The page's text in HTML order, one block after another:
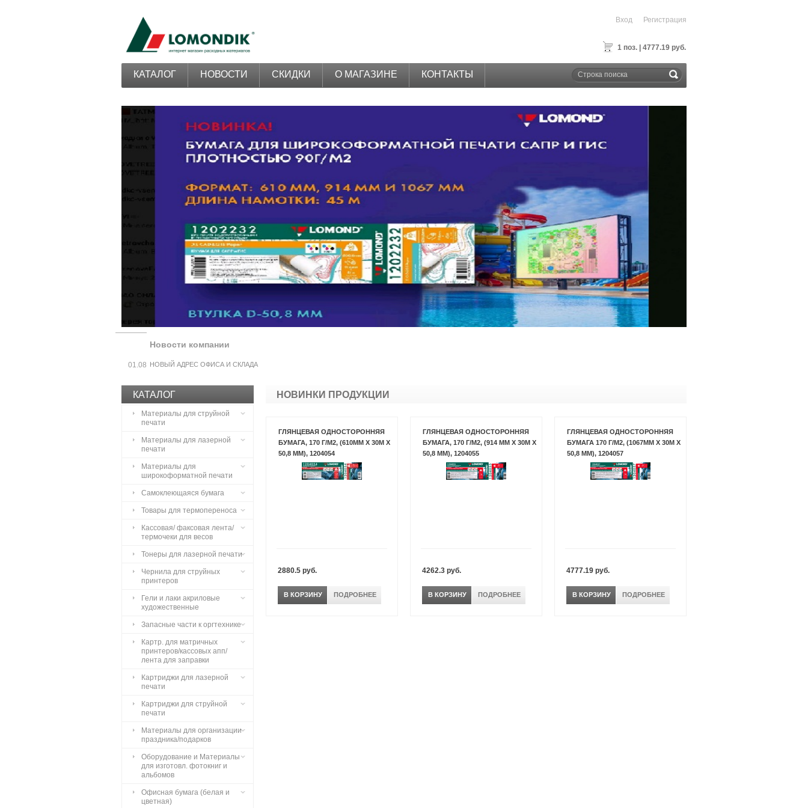
КАТАЛОГ НОВОСТИ СКИДКИ О МАГАЗИНЕ КОНТАКТЫ
Регистрация
Вход
1 поз. | 4777.19 руб.
Новости компании
01.08 НОВЫЙ АДРЕС ОФИСА И СКЛАДА
НОВИНКИ ПРОДУКЦИИ
ГЛЯНЦЕВАЯ ОДНОСТОРОННЯЯ
БУМАГА, 170 Г/М2, (610ММ X 30М X
50,8 ММ), 1204054
2880.5 руб.
В КОРЗИНУ ПОДРОБНЕЕ
ГЛЯНЦЕВАЯ ОДНОСТОРОННЯЯ
БУМАГА, 170 Г/М2, (914 ММ X 30М X
50,8 ММ), 1204055
4262.3 руб.
В КОРЗИНУ ПОДРОБНЕЕ
ГЛЯНЦЕВАЯ ОДНОСТОРОННЯЯ
БУМАГА 170 Г/М2, (1067ММ X 30М X
50,8 ММ), 1204057
4777.19 руб.
В КОРЗИНУ ПОДРОБНЕЕ
КАТАЛОГ
Материалы для струйной
печати
Материалы для лазерной
печати
Материалы для
широкоформатной печати
Самоклеющаяся бумага
Товары для термопереноса
Кассовая/ факсовая лента/
термочеки для весов
Тонеры для лазерной печати
Чернила для струйных
принтеров
Гели и лаки акриловые
художественные
Запасные части к оргтехнике
Картр. для матричных
принтеров/кассовых апп/
лента для заправки
Картриджи для лазерной
печати
Картриджи для струйной
печати
Материалы для организации
праздника/подарков
Оборудование и Материалы
для изготовл. фотокниг и
альбомов
Офисная бумага (белая и
цветная)